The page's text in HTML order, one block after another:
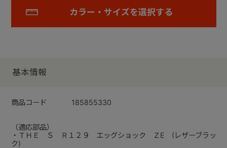
カラー・サイズを選択する
基本情報
商品コード 185855330
（適応部品）
・ＴＨＥ Ｓ Ｒ１２９ エッグショック ＺE (レザーブラッ
ク)